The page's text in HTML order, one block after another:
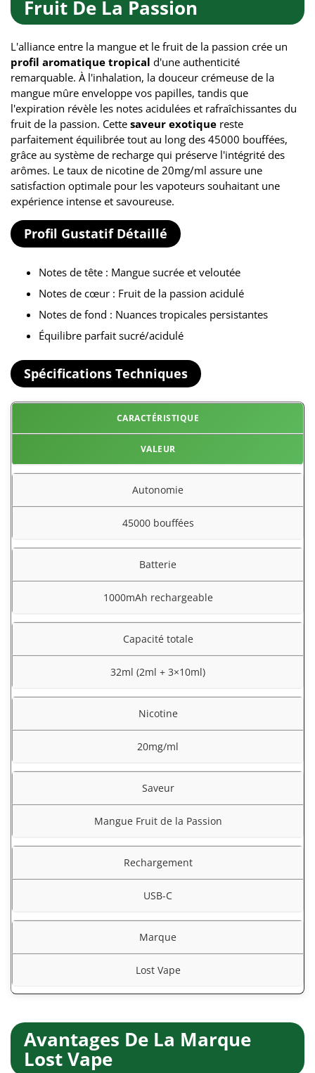
Fruit De La Passion
L'alliance entre la mangue et le fruit de la passion crée un
profil aromatique tropical d'une authenticité
remarquable. À l'inhalation, la douceur crémeuse de la
mangue mûre enveloppe vos papilles, tandis que
l'expiration révèle les notes acidulées et rafraîchissantes du
fruit de la passion. Cette saveur exotique reste
parfaitement équilibrée tout au long des 45000 bouffées,
grâce au système de recharge qui préserve l'intégrité des
arômes. Le taux de nicotine de 20mg/ml assure une
satisfaction optimale pour les vapoteurs souhaitant une
expérience intense et savoureuse.
Profil Gustatif Détaillé
Notes de tête : Mangue sucrée et veloutée
Notes de cœur : Fruit de la passion acidulé
Notes de fond : Nuances tropicales persistantes
Équilibre parfait sucré/acidulé
Spécifications Techniques
CARACTÉRISTIQUE
VALEUR
Autonomie
45000 bouffées
Batterie
1000mAh rechargeable
Capacité totale
32ml (2ml + 3×10ml)
Nicotine
20mg/ml
Saveur
Mangue Fruit de la Passion
Rechargement
USB-C
Marque
Lost Vape
Avantages De La Marque
Lost Vape